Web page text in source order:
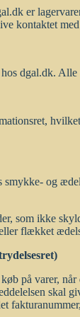
er
kontaktet med
dgal.dk.
smykke- og
som ikke
flækket
på varer,
skal